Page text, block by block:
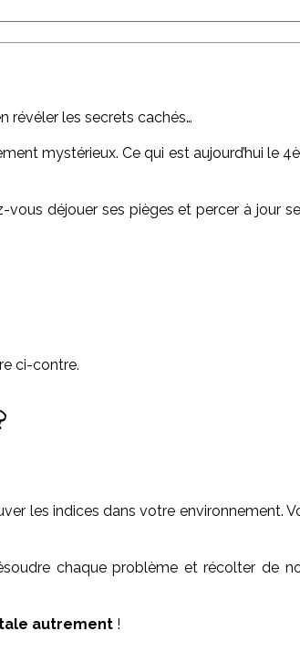
révéler les secrets cachés…
mystérieux. Ce qui est aujourd’hui le
déjouer ses pièges et percer à jour
ci-contre.
les indices dans votre environnement.
chaque problème et récolter de
autrement!